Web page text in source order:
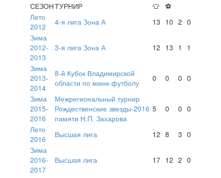
СЕЗОНТУРНИР 👕 ⚽
Лето
2012
4-я лига Зона А 13 10 2 0
Зима
2012-
2013
3-я лига Зона А 12 13 1 1
Зима
2013-
2014
8-й Кубок Владимирской
области по мини-футболу
0 0 0 0
Зима
2015-
2016
Межрегиональный турнир
Рождественские звезды-2016
памяти Н.П. Захарова
5 0 0 0
Лето
2016
Высшая лига 12 8 3 0
Зима
2016-
2017
Высшая лига 17 12 2 0